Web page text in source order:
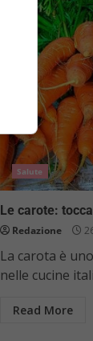
Salute
Le carote:
Redazione
La carota è
nelle cucine
Read More